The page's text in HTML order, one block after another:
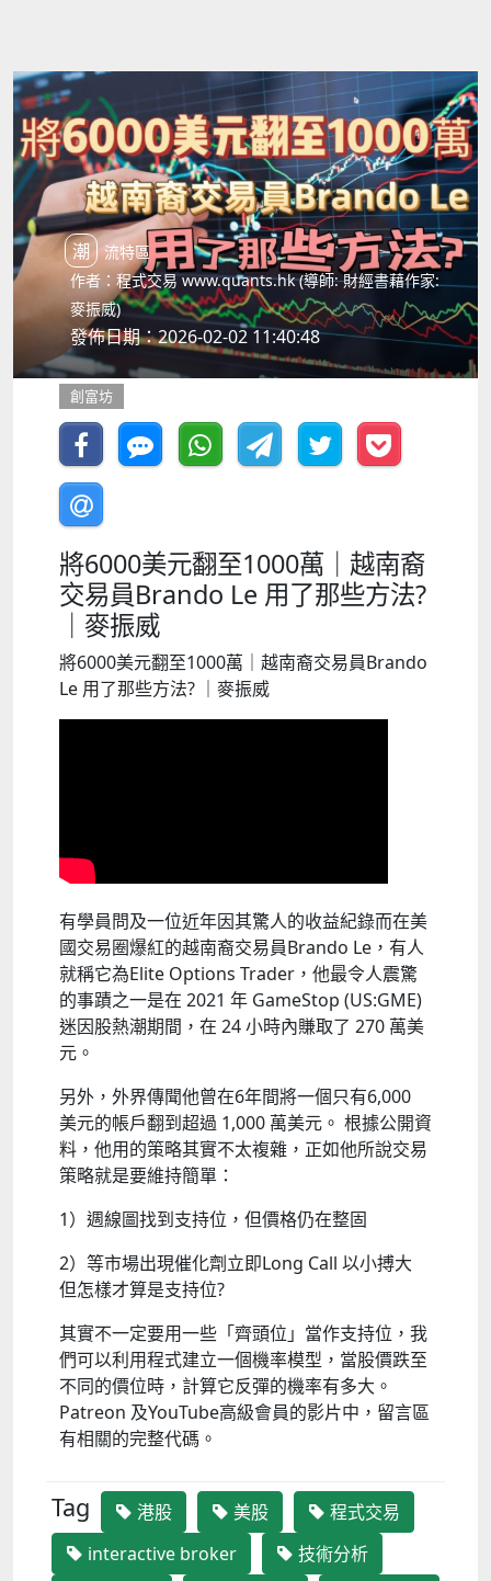
潮流特區
作者：程式交易 www.quants.hk (導師: 財經書藉作家:
麥振威)
發佈日期：2026-02-02 11:40:48
創富坊
將6000美元翻至1000萬｜越南裔
交易員Brando Le 用了那些方法?
｜麥振威
將6000美元翻至1000萬｜越南裔交易員Brando
Le 用了那些方法? ｜麥振威
有學員問及一位近年因其驚人的收益紀錄而在美
國交易圈爆紅的越南裔交易員Brando Le，有人
就稱它為Elite Options Trader，他最令人震驚
的事蹟之一是在 2021 年 GameStop (US:GME)
迷因股熱潮期間，在 24 小時內賺取了 270 萬美
元。
另外，外界傳聞他曾在6年間將一個只有6,000
美元的帳戶翻到超過 1,000 萬美元。 根據公開資
料，他用的策略其實不太複雜，正如他所說交易
策略就是要維持簡單：
1）週線圖找到支持位，但價格仍在整固
2）等市場出現催化劑立即Long Call 以小搏大
但怎樣才算是支持位?
其實不一定要用一些「齊頭位」當作支持位，我
們可以利用程式建立一個機率模型，當股價跌至
不同的價位時，計算它反彈的機率有多大。
Patreon 及YouTube高級會員的影片中，留言區
有相關的完整代碼。
Tag 港股 美股
程式交易
interactive broker
技術分析